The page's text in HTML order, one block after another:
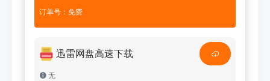
订单号：免费
迅雷网盘高速下载
无